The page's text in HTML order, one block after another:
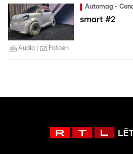
Automag -
smart #2
Audio Fotoen